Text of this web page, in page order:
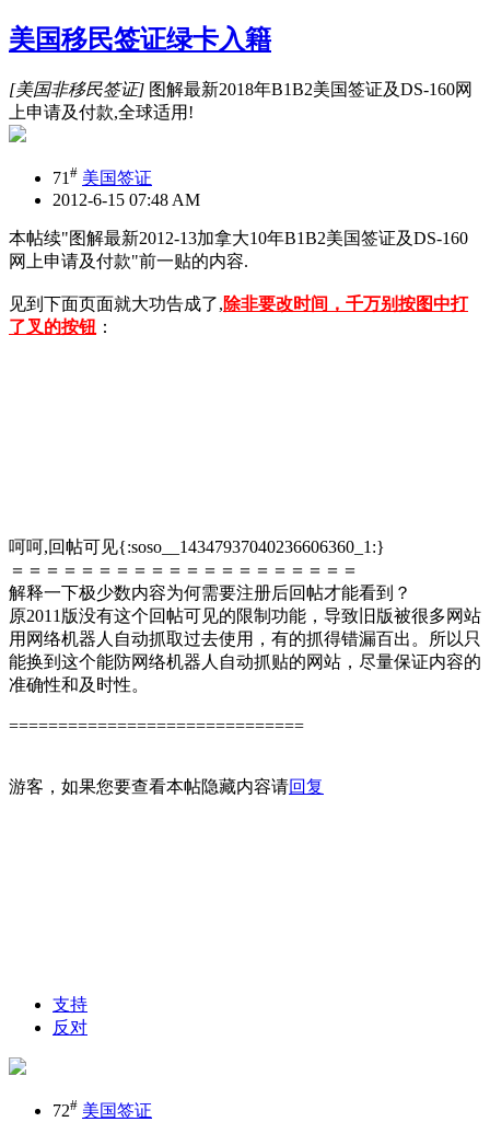
美国移民签证绿卡入籍
[美国非移民签证] 图解最新2018年B1B2美国签证及DS-160网
上申请及付款,全球适用!
71 # 美国签证
2012-6-15 07:48 AM
本帖续"图解最新2012-13加拿大10年B1B2美国签证及DS-160
网上申请及付款"前一贴的内容.
见到下面页面就大功告成了,除非要改时间，千万别按图中打
了叉的按钮 ：
呵呵,回帖可见{:soso__14347937040236606360_1:}
＝＝＝＝＝＝＝＝＝＝＝＝＝＝＝＝＝＝＝＝
解释一下极少数内容为何需要注册后回帖才能看到？
原2011版没有这个回帖可见的限制功能，导致旧版被很多网站
用网络机器人自动抓取过去使用，有的抓得错漏百出。所以只
能换到这个能防网络机器人自动抓贴的网站，尽量保证内容的
准确性和及时性。
==============================
游客，如果您要查看本帖隐藏内容请回复
支持
反对
72# 美国签证